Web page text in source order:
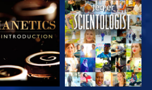
UTFORSK
SERIEN
SE